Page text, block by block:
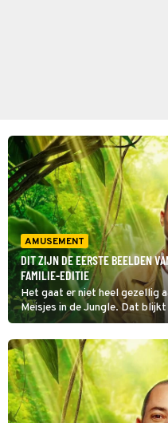
AMUSEMENT
DIT ZIJN DE EERSTE BEELDEN
FAMILIE-EDITIE
Het gaat er niet heel gezellig
Meisjes in de Jungle. Dat
namelijk al dat Amy Rose
een andere meid aan de stok